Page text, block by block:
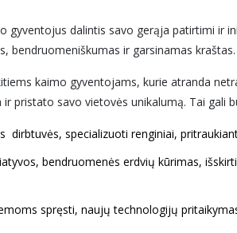
dalintis savo gerąja patirtimi ir
bendruomeniškumas ir garsinamas kraštas.
kaimo gyventojams, kurie atranda
pristato savo vietovės unikalumą. Tai gali
specializuoti renginiai,
bendruomenės erdvių kūrimas,
spręsti, naujų technologijų